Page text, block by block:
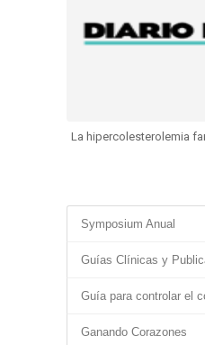
La hipercolesterolemia
Symposium Anual
Guías Clínicas y
Guía para controlar el
Ganando Corazones